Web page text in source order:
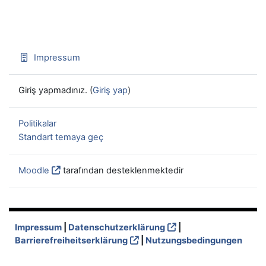
Impressum
Giriş yapmadınız. (Giriş yap)
Politikalar
Standart temaya geç
Moodle tarafından desteklenmektedir
Impressum Datenschutzerklärung
Barrierefreiheitserklärung
Nutzungsbedingungen